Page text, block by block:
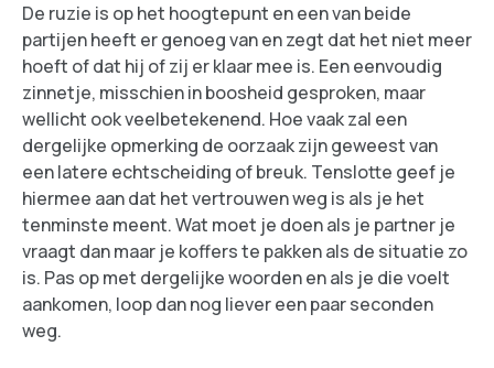
De ruzie is op het hoogtepunt en een van beide
partijen heeft er genoeg van en zegt dat het niet meer
hoeft of dat hij of zij er klaar mee is. Een eenvoudig
zinnetje, misschien in boosheid gesproken, maar
wellicht ook veelbetekenend. Hoe vaak zal een
dergelijke opmerking de oorzaak zijn geweest van
een latere echtscheiding of breuk. Tenslotte geef je
hiermee aan dat het vertrouwen weg is als je het
tenminste meent. Wat moet je doen als je partner je
vraagt dan maar je koffers te pakken als de situatie zo
is. Pas op met dergelijke woorden en als je die voelt
aankomen, loop dan nog liever een paar seconden
weg.